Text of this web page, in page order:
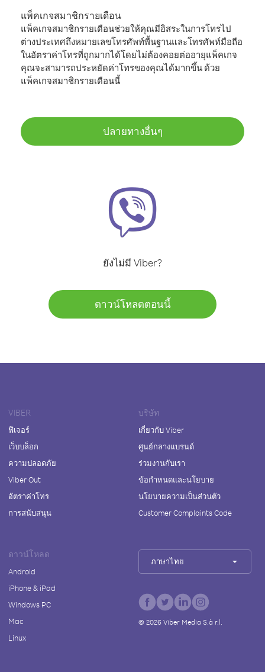
แพ็คเกจสมาชิกรายเดือน
แพ็คเกจสมาชิกรายเดือนช่วยให้คุณมีอิสระในการโทรไป
ต่างประเทศถึงหมายเลขโทรศัพท์พื้นฐานและโทรศัพท์มือถือ
ในอัตราค่าโทรที่ถูกมากได้โดยไม่ต้องคอยต่ออายุแพ็คเกจ
คุณจะสามารถประหยัดค่าโทรของคุณได้มากขึ้น ด้วย
แพ็คเกจสมาชิกรายเดือนนี้
ปลายทางอื่นๆ
ยังไม่มี Viber?
ดาวน์โหลดตอนนี้
VIBER
ฟีเจอร์
เว็บบล็อก
ความปลอดภัย
Viber Out
อัตราค่าโทร
การสนับสนุน
บริษัท
เกี่ยวกับ Viber
ศูนย์กลางแบรนด์
ร่วมงานกับเรา
ข้อกำหนดและนโยบาย
นโยบายความเป็นส่วนตัว
Customer Complaints Code
ดาวน์โหลด
Android
iPhone & iPad
Windows PC
Mac
Linux
ภาษาไทย
© 2026Viber Media S.à r.l.